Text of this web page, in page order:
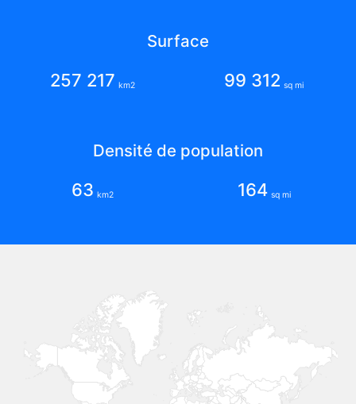
Surface
257 217 km2 99 312 sq mi
Densité de population
63 km2 164 sq mi